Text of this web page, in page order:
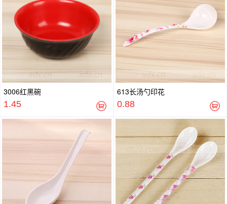
3006红黑碗
1.45
613长汤勺印花
0.88